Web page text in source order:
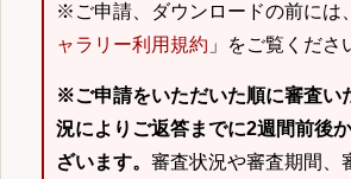
※ご申請、ダウンロードの前には
ャラリー利用規約 」をご覧くださ
※ご申請をいただいた順に審査い
況によりご返答までに2週間前後
ざいます。 審査状況や審査期間、